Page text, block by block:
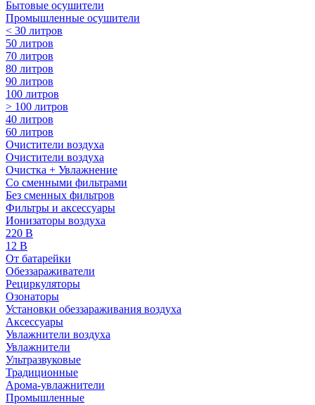
Бытовые осушители
Промышленные осушители
< 30 литров
50 литров
70 литров
80 литров
90 литров
100 литров
> 100 литров
40 литров
60 литров
Очистители воздуха
Очистители воздуха
Очистка + Увлажнение
Cо сменными фильтрами
Без сменных фильтров
Фильтры и аксессуары
Ионизаторы воздуха
220 В
12 В
От батарейки
Обеззараживатели
Рециркуляторы
Озонаторы
Установки обеззараживания воздуха
Аксессуары
Увлажнители воздуха
Увлажнители
Ультразвуковые
Традиционные
Арома-увлажнители
Промышленные